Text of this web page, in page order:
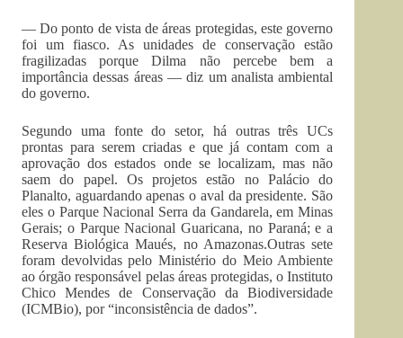
— Do ponto de vista de áreas protegidas, este governo
foi um fiasco. As unidades de conservação estão
fragilizadas porque Dilma não percebe bem a
importância dessas áreas — diz um analista ambiental
do governo.
Segundo uma fonte do setor, há outras três UCs
prontas para serem criadas e que já contam com a
aprovação dos estados onde se localizam, mas não
saem do papel. Os projetos estão no Palácio do
Planalto, aguardando apenas o aval da presidente. São
eles o Parque Nacional Serra da Gandarela, em Minas
Gerais; o Parque Nacional Guaricana, no Paraná; e a
Reserva Biológica Maués, no Amazonas.Outras sete
foram devolvidas pelo Ministério do Meio Ambiente
ao órgão responsável pelas áreas protegidas, o Instituto
Chico Mendes de Conservação da Biodiversidade
(ICMBio), por “inconsistência de dados”.